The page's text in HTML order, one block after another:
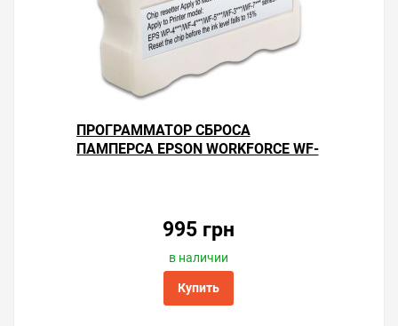
ПРОГРАММАТОР СБРОСА
ПАМПЕРСА EPSON WORKFORCE WF-
995 грн
в наличии
Купить